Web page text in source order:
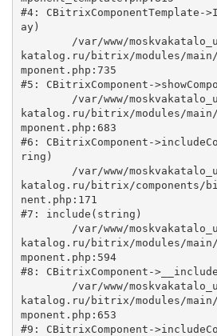
#4: CBitrixComponentTemplate-
ay)
katalog.ru/bitrix/modules/
mponent.php:735
#5: CBitrixComponent-
katalog.ru/bitrix/modules/
mponent.php:683
#6: CBitrixComponent-
ring)
katalog.ru/bitrix/components/
nent.php:171
#7: include(string)
katalog.ru/bitrix/modules/
mponent.php:594
#8: CBitrixComponent-
katalog.ru/bitrix/modules/
mponent.php:653
#9: CBitrixComponent-